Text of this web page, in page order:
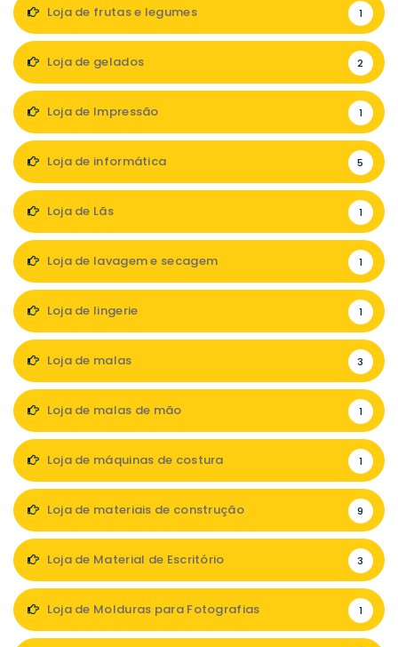
Loja de frutas e legumes 1
Loja de gelados 2
Loja de Impressão 1
Loja de informática 5
Loja de Lãs 1
Loja de lavagem e secagem 1
Loja de lingerie 1
Loja de malas 3
Loja de malas de mão 1
Loja de máquinas de costura 1
Loja de materiais de construção 9
Loja de Material de Escritório 3
Loja de Molduras para Fotografias 1